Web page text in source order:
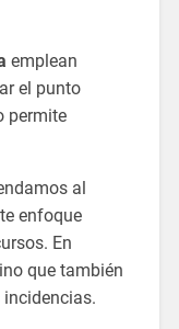
emplean
el punto
permite
al
enfoque
En
que también